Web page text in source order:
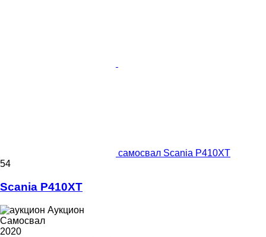
самосвал Scania P410XT
54
Scania P410XT
Аукцион
Самосвал
2020